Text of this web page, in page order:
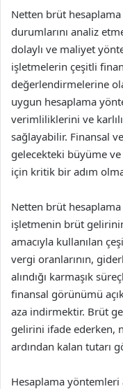
Netten brüt
durumlarını analiz
dolaylı ve maliyet
işletmelerin çeşitli
değerlendirmelerine
uygun hesaplama
verimliliklerini ve
sağlayabilir. Finansal
gelecekteki büyüme
için kritik bir adım
Netten brüt
işletmenin brüt
amacıyla kullanılan
vergi oranlarının,
alındığı karmaşık
finansal görünümü
aza indirmektir. Brüt
gelirini ifade ederken,
ardından kalan tutarı
Hesaplama yöntemleri